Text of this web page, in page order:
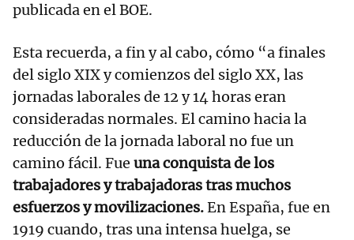
publicada en el BOE.
Esta recuerda, a fin y al cabo, cómo “a finales
del siglo XIX y comienzos del siglo XX, las
jornadas laborales de 12 y 14 horas eran
consideradas normales. El camino hacia la
reducción de la jornada laboral no fue un
camino fácil. Fue una conquista de los
trabajadores y trabajadoras tras muchos
esfuerzos y movilizaciones.En España, fue en
1919 cuando, tras una intensa huelga, se